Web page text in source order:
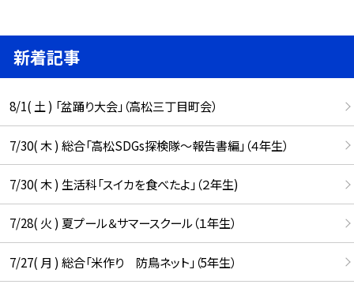
新着記事
8/1( 土 ) 「盆踊り大会」（高松三丁目町会）
7/30( 木 ) 総合「高松SDGs探検隊〜報告書編」（４年生）
7/30( 木 ) 生活科「スイカを食べたよ」（２年生)
7/28( 火 ) 夏プール＆サマースクール（１年生）
7/27( 月 ) 総合「米作り 防鳥ネット」（5年生）